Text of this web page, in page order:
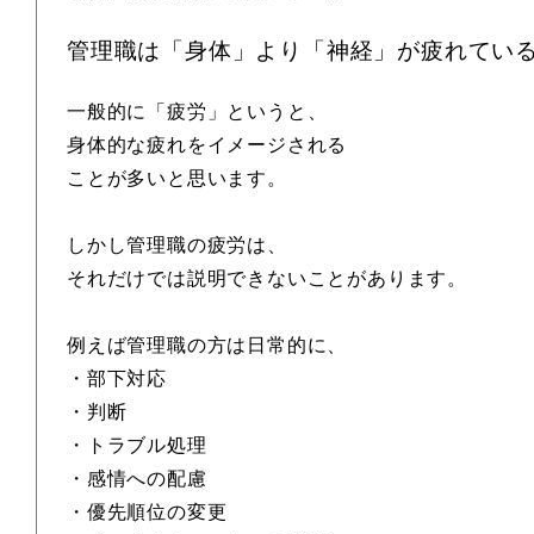
管理職は「身体」より「神経」が疲れてい
一般的に「疲労」というと、
身体的な疲れをイメージされる
ことが多いと思います。
しかし管理職の疲労は、
それだけでは説明できないことがあります。
例えば管理職の方は日常的に、
・部下対応
・判断
・トラブル処理
・感情への配慮
・優先順位の変更